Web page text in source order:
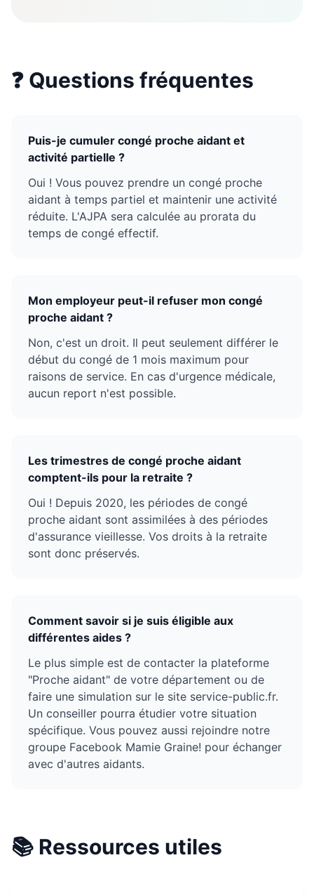
❓ Questions fréquentes
Puis-je cumuler congé proche aidant et
activité partielle ?
Oui ! Vous pouvez prendre un congé proche
aidant à temps partiel et maintenir une activité
réduite. L'AJPA sera calculée au prorata du
temps de congé effectif.
Mon employeur peut-il refuser mon congé
proche aidant ?
Non, c'est un droit. Il peut seulement différer le
début du congé de 1 mois maximum pour
raisons de service. En cas d'urgence médicale,
aucun report n'est possible.
Les trimestres de congé proche aidant
comptent-ils pour la retraite ?
Oui ! Depuis 2020, les périodes de congé
proche aidant sont assimilées à des périodes
d'assurance vieillesse. Vos droits à la retraite
sont donc préservés.
Comment savoir si je suis éligible aux
différentes aides ?
Le plus simple est de contacter la plateforme
"Proche aidant" de votre département ou de
faire une simulation sur le site service-public.fr.
Un conseiller pourra étudier votre situation
spécifique. Vous pouvez aussi rejoindre notre
groupe Facebook Mamie Graine! pour échanger
avec d'autres aidants.
📚 Ressources utiles